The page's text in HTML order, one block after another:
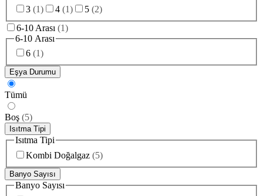
3 (1) 4 (1) 5 (2)
6-10 Arası (1)
6-10 Arası
6 (1)
Eşya Durumu
Tümü
Boş (5)
Isıtma Tipi
Isıtma Tipi
Kombi Doğalgaz (5)
Banyo Sayısı
Banyo Sayısı